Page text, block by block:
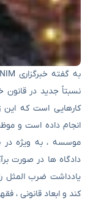
نسبتاً جدید در
کارهایی است که
انجام داده است و
موسسه ، به ویژه در
دادگاه ها در صورت
یادداشت ضرب المثل
کند و ابعاد قانونی ،